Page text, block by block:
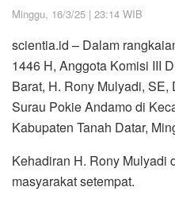
Minggu, 16/3/25 | 23:14 WIB
scientia.id – Dalam
1446 H, Anggota Komisi III
Barat, H. Rony Mulyadi,
Surau Pokie Andamo di
Kabupaten Tanah Datar,
Kehadiran H. Rony Mulyadi
masyarakat setempat.